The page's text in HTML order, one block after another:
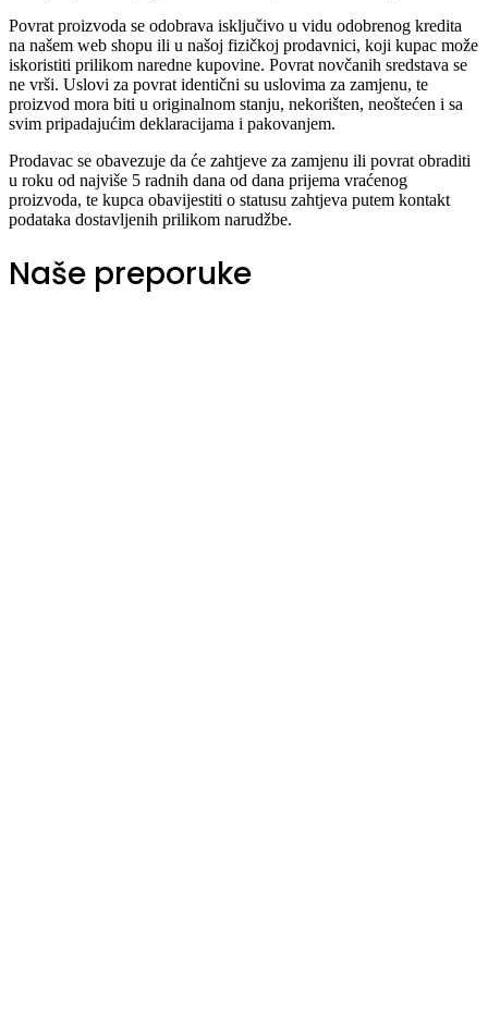
Povrat proizvoda se odobrava isključivo u vidu odobrenog kredita
na našem web shopu ili u našoj fizičkoj prodavnici, koji kupac može
iskoristiti prilikom naredne kupovine. Povrat novčanih sredstava se
ne vrši. Uslovi za povrat identični su uslovima za zamjenu, te
proizvod mora biti u originalnom stanju, nekorišten, neoštećen i sa
svim pripadajućim deklaracijama i pakovanjem.
Prodavac se obavezuje da će zahtjeve za zamjenu ili povrat obraditi
u roku od najviše 5 radnih dana od dana prijema vraćenog
proizvoda, te kupca obavijestiti o statusu zahtjeva putem kontakt
podataka dostavljenih prilikom narudžbe.
Naše preporuke